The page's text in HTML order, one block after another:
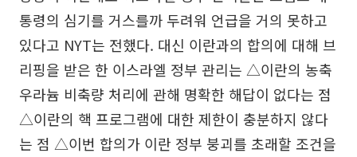
통령의 심기를 거스를까 두려워 언급을 거의 못하고
있다고 NYT는 전했다. 대신 이란과의 합의에 대해 브
리핑을 받은 한 이스라엘 정부 관리는 △이란의 농축
우라늄 비축량 처리에 관해 명확한 해답이 없다는 점
△이란의 핵 프로그램에 대한 제한이 충분하지 않다
는 점 △이번 합의가 이란 정부 붕괴를 초래할 조건을